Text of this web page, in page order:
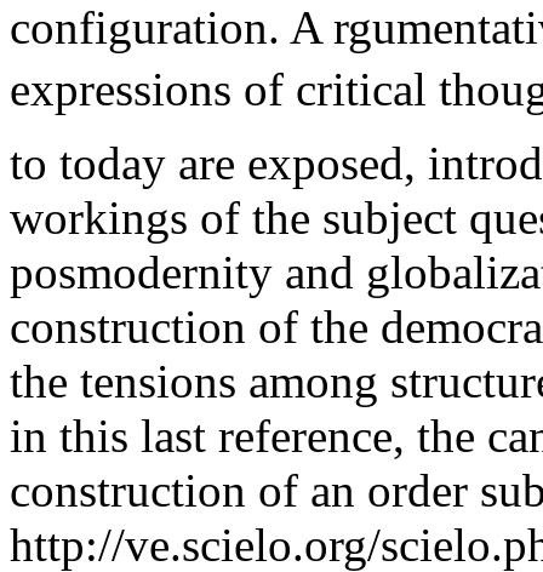
configuration. A
expressions of critical
to today are exposed,
workings of the subject
posmodernity and
construction of the
the tensions among
in this last reference, the
construction of an order
http://ve.scielo.org/